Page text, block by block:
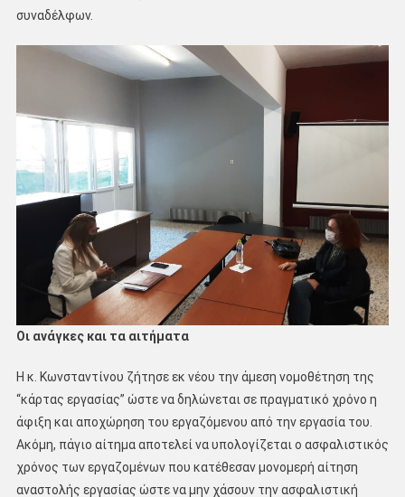
συναδέλφων.
Οι ανάγκες και τα αιτήματα
Η κ. Κωνσταντίνου ζήτησε εκ νέου την άμεση νομοθέτηση της
“κάρτας εργασίας” ώστε να δηλώνεται σε πραγματικό χρόνο η
άφιξη και αποχώρηση του εργαζόμενου από την εργασία του.
Ακόμη, πάγιο αίτημα αποτελεί να υπολογίζεται ο ασφαλιστικός
χρόνος των εργαζομένων που κατέθεσαν μονομερή αίτηση
αναστολής εργασίας ώστε να μην χάσουν την ασφαλιστική